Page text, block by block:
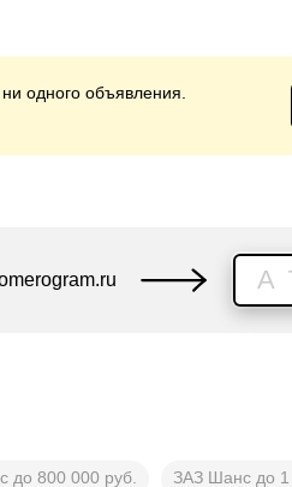
одного объявления.
A
до 800 000 руб. ЗАЗ Шанс до 1